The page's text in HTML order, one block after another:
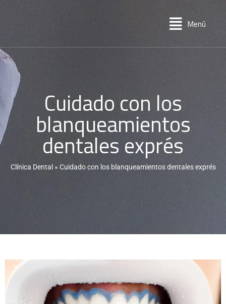
Menú
Cuidado con los
blanqueamientos
dentales exprés
Clínica Dental » Cuidado con los blanqueamientos dentales exprés